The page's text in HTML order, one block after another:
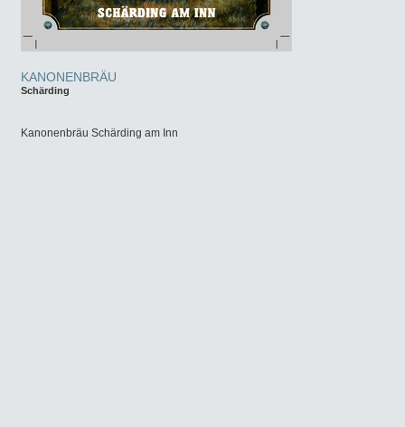
KANONENBRÄU
Schärding
Kanonenbräu Schärding am Inn